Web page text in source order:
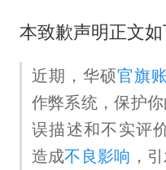
本致歉声明正文如
近期，华硕官旗
作弊系统，保护
误描述和不实评
造成不良影响 ，